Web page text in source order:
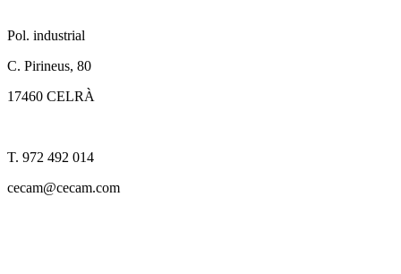
Pol. industrial
C. Pirineus, 80
17460 CELRÀ
T. 972 492 014
cecam@cecam.com